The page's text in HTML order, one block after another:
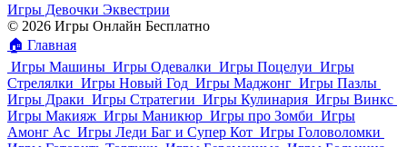
Игры Девочки Эквестрии
© 2026 Игры Онлайн Бесплатно
🏠 Главная
Игры Машины Игры Одевалки Игры Поцелуи Игры
Стрелялки Игры Новый Год Игры Маджонг Игры Пазлы
Игры Драки Игры Стратегии Игры Кулинария Игры Винкс
Игры Макияж Игры Маникюр Игры про Зомби Игры
Амонг Ас Игры Леди Баг и Супер Кот Игры Головоломки